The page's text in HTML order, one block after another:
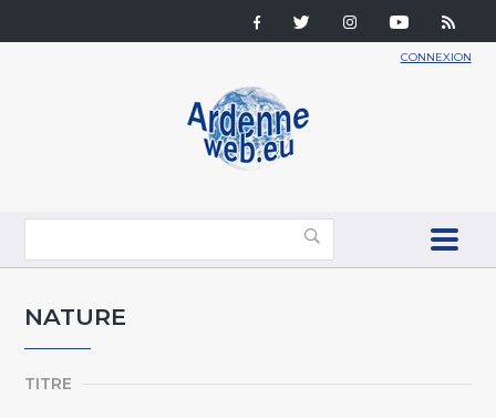
CONNEXION
NATURE
TITRE